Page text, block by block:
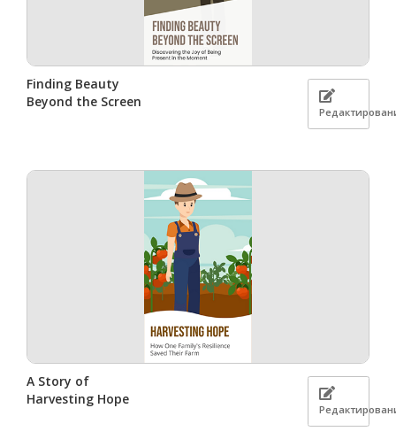
Finding Beauty
Beyond the Screen
A Story of
Harvesting Hope